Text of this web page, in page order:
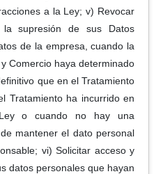
a la Ley; v) Revocar
la supresión de sus Datos
de la empresa, cuando la
Comercio haya determinado
que en el Tratamiento
Tratamiento ha incurrido en
o cuando no hay una
mantener el dato personal
vi) Solicitar acceso y
datos personales que hayan